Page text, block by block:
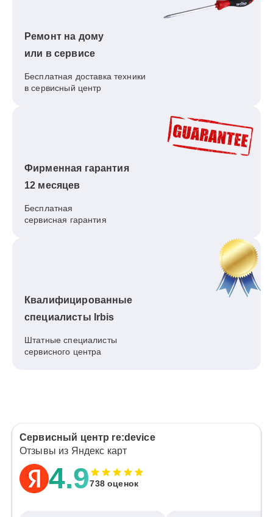
Ремонт на дому
или в сервисе
Бесплатная доставка техники
в сервисный центр
Фирменная гарантия
12 месяцев
Бесплатная
сервисная гарантия
Квалифицированные
специалисты Irbis
Штатные специалисты
сервисного центра
Сервисный центр re:device
Отзывы из Яндекс карт
4.9738 оценок